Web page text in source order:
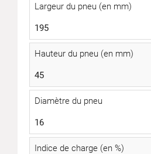
Largeur du pneu (en mm)
195
Hauteur du pneu (en mm)
45
Diamètre du pneu
16
Indice de charge (en %)